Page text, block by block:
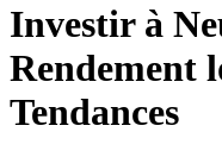
Investir à
Rendement
Tendances